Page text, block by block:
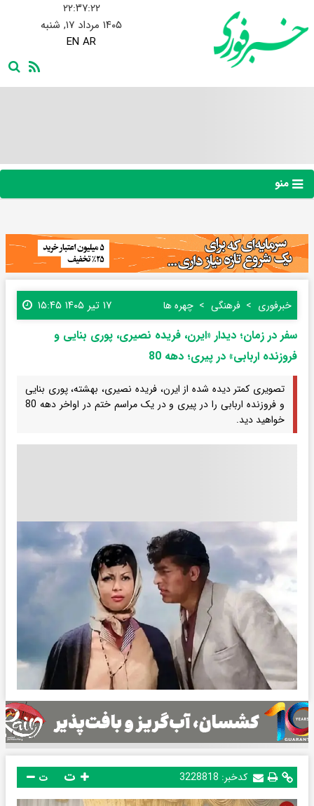
۲۲:۳۷:۲۳
۱۴۰۵ مرداد ۱۷, شنبه
EN AR
منو
خبرفوری فرهنگی چهره ها ۱۷ تیر ۱۴۰۵ ۱۵:۴۵
سفر در زمان؛ دیدار «ایرن، فریده نصیری، پوری بنایی و
فروزنده اربابی» در پیری؛ دهه 80
تصویری کمتر دیده شده از ایرن، فریده نصیری، بهشته، پوری بنایی
و فروزنده اربابی را در پیری و در یک مراسم ختم در اواخر دهه 80
خواهید دید.
کدخبر: 3228818 ت